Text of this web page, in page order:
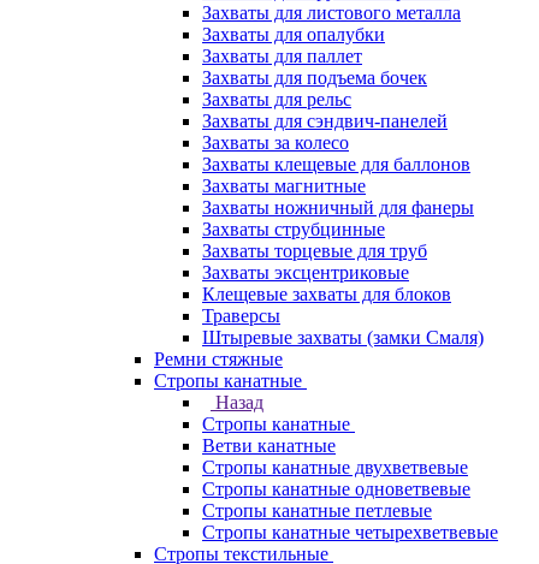
Захваты для листового металла
Захваты для опалубки
Захваты для паллет
Захваты для подъема бочек
Захваты для рельс
Захваты для сэндвич-панелей
Захваты за колесо
Захваты клещевые для баллонов
Захваты магнитные
Захваты ножничный для фанеры
Захваты струбцинные
Захваты торцевые для труб
Захваты эксцентриковые
Клещевые захваты для блоков
Траверсы
Штыревые захваты (замки Смаля)
Ремни стяжные
Стропы канатные
Назад
Стропы канатные
Ветви канатные
Стропы канатные двухветвевые
Стропы канатные одноветвевые
Стропы канатные петлевые
Стропы канатные четырехветвевые
Стропы текстильные